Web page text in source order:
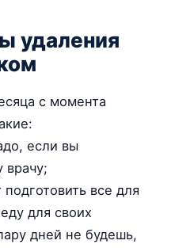
удаления
с момента
если вы
врачу;
все для
для своих
дней не будешь,